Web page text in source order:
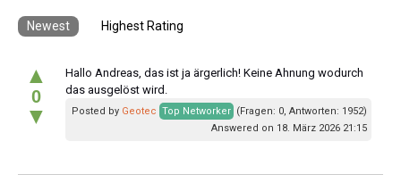
Newest Highest Rating
▲
0
▼
Hallo Andreas, das ist ja ärgerlich! Keine Ahnung wodurch
das ausgelöst wird.
Posted by Geotec Top Networker (Fragen: 0, Antworten: 1952)
Answered on 18. März 2026 21:15